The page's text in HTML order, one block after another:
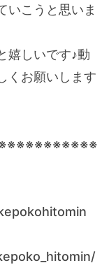
いこうと思いま
嬉しいです♪動
くお願いします